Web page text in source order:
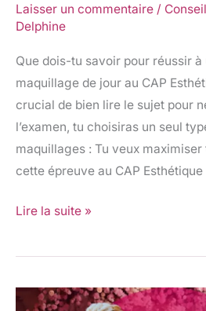
Laisser un commentaire /
Delphine
Que dois-tu savoir pour réussir
maquillage de jour au CAP
crucial de bien lire le sujet pour
l’examen, tu choisiras un seul
maquillages : Tu veux
cette épreuve au CAP Esthétique
réussir
Lire la suite »
Maquillage